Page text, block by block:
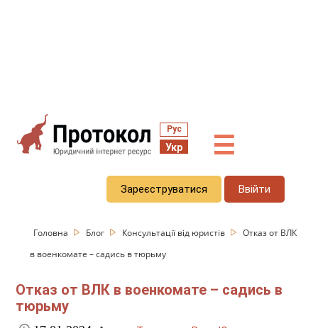
Рус
Укр ☰
Зареєструватися Ввійти
Головна Блог Консультації від юристів
Отказ от ВЛК
в военкомате – садись в тюрьму
Отказ от ВЛК в военкомате – садись в
тюрьму